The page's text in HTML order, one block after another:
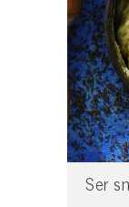
Ser